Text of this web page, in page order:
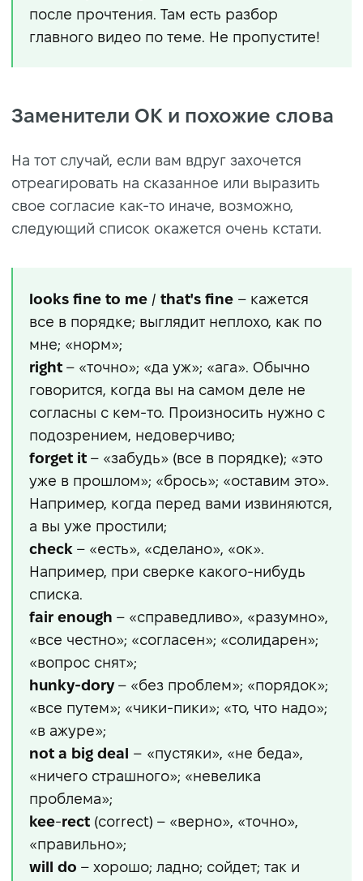
после прочтения. Там есть разбор
главного видео по теме. Не пропустите!
Заменители ОК и похожие слова
На тот случай, если вам вдруг захочется
отреагировать на сказанное или выразить
свое согласие как-то иначе, возможно,
следующий список окажется очень кстати.
looks fine to me / that's fine – кажется
все в порядке; выглядит неплохо, как по
мне; «норм»;
right – «точно»; «да уж»; «ага». Обычно
говорится, когда вы на самом деле не
согласны с кем-то. Произносить нужно с
подозрением, недоверчиво;
forget it – «забудь» (все в порядке); «это
уже в прошлом»; «брось»; «оставим это».
Например, когда перед вами извиняются,
а вы уже простили;
check – «есть», «сделано», «ок».
Например, при сверке какого-нибудь
списка.
fair enough – «справедливо», «разумно»,
«все честно»; «согласен»; «солидарен»;
«вопрос снят»;
hunky-dory– «без проблем»; «порядок»;
«все путем»; «чики-пики»; «то, что надо»;
«в ажуре»;
not a big deal – «пустяки», «не беда»,
«ничего страшного»; «невелика
проблема»;
kee-rect (correct) – «верно», «точно»,
«правильно»;
will do – хорошо; ладно; сойдет; так и